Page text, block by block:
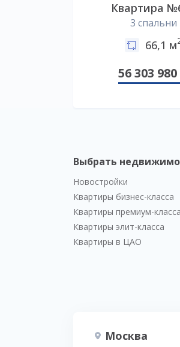
Квартира
3 спальни
66,1 м
56 303 980
Выбрать
Новостройки
Квартиры бизнес-класса
Квартиры премиум-класса
Квартиры элит-класса
Квартиры в ЦАО
Москва